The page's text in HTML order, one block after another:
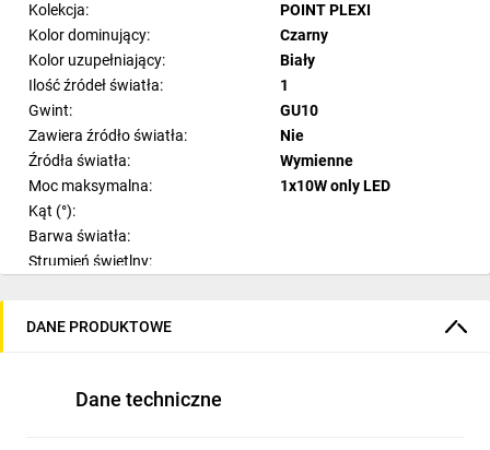
Kolekcja:
POINT PLEXI
Kolor dominujący:
Czarny
Kolor uzupełniający:
Biały
Ilość źródeł światła:
1
Gwint:
GU10
Zawiera źródło światła:
Nie
Źródła światła:
Wymienne
Moc maksymalna:
1x10W only LED
Kąt (°):
Barwa światła:
Strumień świetlny:
Pomieszczenie:
DANE PRODUKTOWE
Dane techniczne